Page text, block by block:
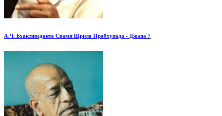
А.Ч. Бхактиведанта Свами Шрила Прабхупада - Джапа 7